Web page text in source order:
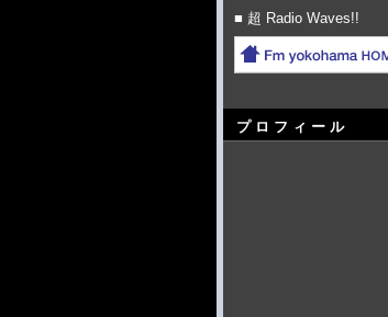
■ 超 Radio Waves!!
プロフィール